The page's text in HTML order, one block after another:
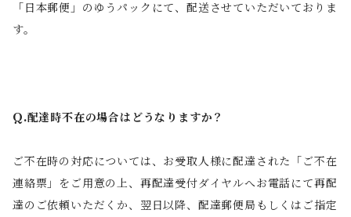
「日本郵便」のゆうパックにて、配送させていただいておりま
す。
Q.配達時不在の場合はどうなりますか？
ご不在時の対応については、お受取人様に配達された「ご不在
連絡票」をご用意の上、再配達受付ダイヤルへお電話にて再配
達のご依頼いただくか、翌日以降、配達郵便局もしくはご指定